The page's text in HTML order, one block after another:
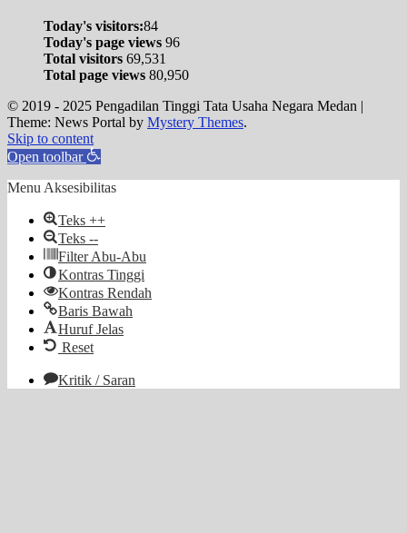
Today's visitors:84
Today's page views 96
Total visitors 69,531
Total page views 80,950
© 2019 - 2025 Pengadilan Tinggi Tata Usaha Negara Medan
Theme: News Portal by Mystery Themes.
Skip to content
Open toolbar
Menu Aksesibilitas
Teks ++
Teks --
Filter Abu-Abu
Kontras Tinggi
Kontras Rendah
Baris Bawah
Huruf Jelas
Reset
Kritik / Saran